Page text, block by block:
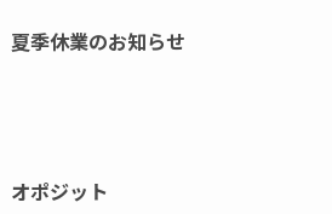
夏季休業のお知らせ
オポジット